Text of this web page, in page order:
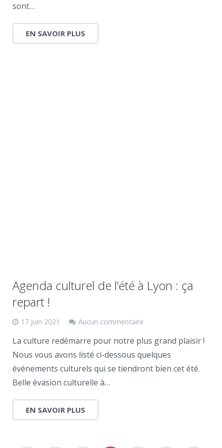
sont…
EN SAVOIR PLUS
Agenda culturel de l’été à Lyon : ça
repart !
17 juin 2021 Aucun commentaire
La culture redémarre pour notre plus grand plaisir !
Nous vous avons listé ci-dessous quelques
événements culturels qui se tiendront bien cet été.
Belle évasion culturelle à…
EN SAVOIR PLUS